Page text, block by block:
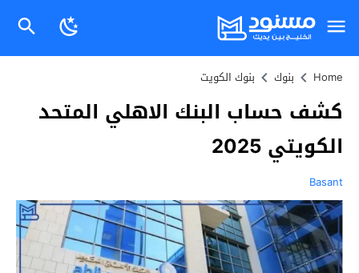
Home بنوك بنوك الكويت
كشف حساب البنك الاهلي المتحد
الكويتي 2025
Basant